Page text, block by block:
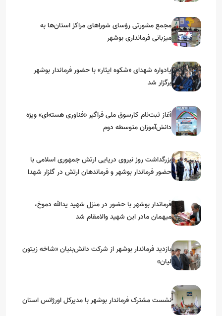
مجمع مشورتی رؤسای شوراهای مراکز استان‌ها به
میزبانی فرمانداری بوشهر
یادواره شهدای «شکوه ایثار» با حضور فرماندار بوشهر
برگزار شد
آغاز ثبت‌نام کارسوق ملی فراگیر «فناوری هسته‌ای» ویژه
دانش‌آموزان متوسطه دوم
بزرگداشت روز نیروی دریایی ارتش جمهوری اسلامی با
حضور فرماندار بوشهر و فرماندهان ارتش در گلزار شهدا
فرماندار بوشهر با حضور در منزل شهید یدالله دموخ،
میهمان مادر این شهید والامقام شد
بازدید فرماندار بوشهر از شرکت دانش‌بنیان «شاخه زیتون
لیان»
نشست مشترک فرماندار بوشهر با مدیرکل اورژانس استان